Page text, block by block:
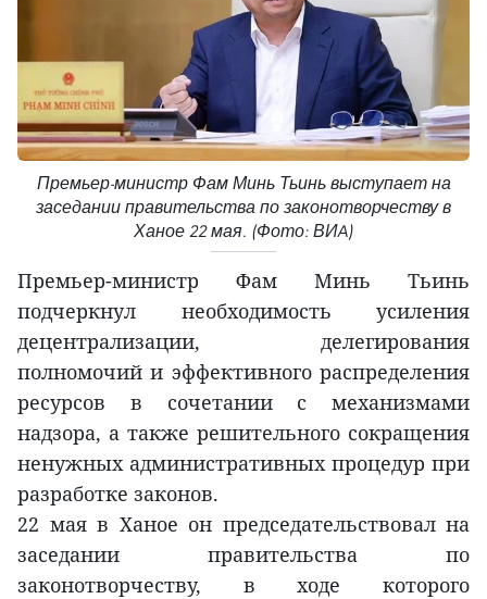
Премьер-министр Фам Минь Тьинь выступает на
заседании правительства по законотворчеству в
Ханое 22 мая. (Фото: ВИA)
Премьер-министр Фам Минь Тьинь
подчеркнул необходимость усиления
децентрализации, делегирования
полномочий и эффективного распределения
ресурсов в сочетании с механизмами
надзора, а также решительного сокращения
ненужных административных процедур при
разработке законов.
22 мая в Ханое он председательствовал на
заседании правительства по
законотворчеству, в ходе которого